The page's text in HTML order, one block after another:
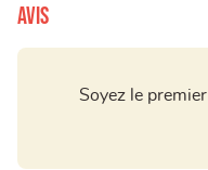
Avis
Soyez le